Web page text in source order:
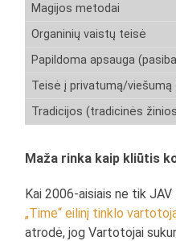
Magijos metodai
Organinių vaistų teisė
Papildoma apsauga
Teisė į privatumą/
Tradicijos (tradicinės
Maža rinka kaip kliūtis
Kai 2006-aisiais ne tik
„Time“ eilinį tinklo
atrodė, jog Vartotojai